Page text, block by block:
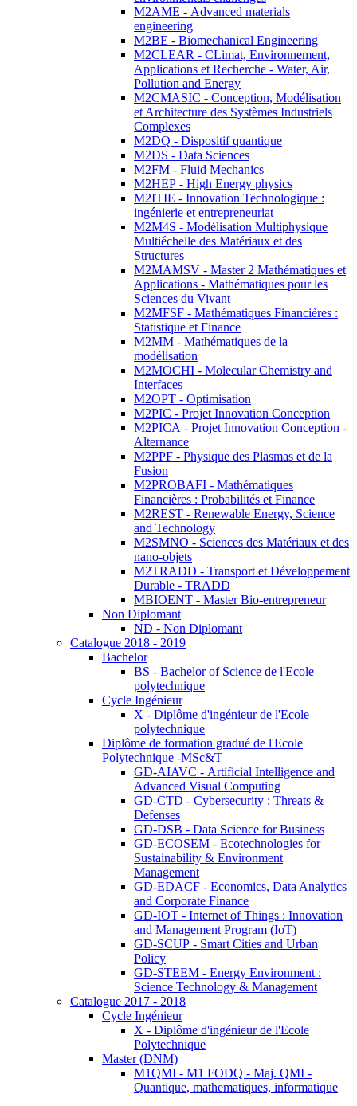
M2AME - Advanced materials
engineering
M2BE - Biomechanical Engineering
M2CLEAR - CLimat, Environnement,
Applications et Recherche - Water, Air,
Pollution and Energy
M2CMASIC - Conception, Modélisation
et Architecture des Systèmes Industriels
Complexes
M2DQ - Dispositif quantique
M2DS - Data Sciences
M2FM - Fluid Mechanics
M2HEP - High Energy physics
M2ITIE - Innovation Technologique :
ingénierie et entrepreneuriat
M2M4S - Modélisation Multiphysique
Multiéchelle des Matériaux et des
Structures
M2MAMSV - Master 2 Mathématiques et
Applications - Mathématiques pour les
Sciences du Vivant
M2MFSF - Mathématiques Financières :
Statistique et Finance
M2MM - Mathématiques de la
modélisation
M2MOCHI - Molecular Chemistry and
Interfaces
M2OPT - Optimisation
M2PIC - Projet Innovation Conception
M2PICA - Projet Innovation Conception -
Alternance
M2PPF - Physique des Plasmas et de la
Fusion
M2PROBAFI - Mathématiques
Financières : Probabilités et Finance
M2REST - Renewable Energy, Science
and Technology
M2SMNO - Sciences des Matériaux et des
nano-objets
M2TRADD - Transport et Développement
Durable - TRADD
MBIOENT - Master Bio-entrepreneur
Non Diplomant
ND - Non Diplomant
Catalogue 2018 - 2019
Bachelor
BS - Bachelor of Science de l'Ecole
polytechnique
Cycle Ingénieur
X - Diplôme d'ingénieur de l'Ecole
polytechnique
Diplôme de formation gradué de l'Ecole
Polytechnique -MSc&T
GD-AIAVC - Artificial Intelligence and
Advanced Visual Computing
GD-CTD - Cybersecurity : Threats &
Defenses
GD-DSB - Data Science for Business
GD-ECOSEM - Ecotechnologies for
Sustainability & Environment
Management
GD-EDACF - Economics, Data Analytics
and Corporate Finance
GD-IOT - Internet of Things : Innovation
and Management Program (IoT)
GD-SCUP - Smart Cities and Urban
Policy
GD-STEEM - Energy Environment :
Science Technology & Management
Catalogue 2017 - 2018
Cycle Ingénieur
X - Diplôme d'ingénieur de l'Ecole
Polytechnique
Master (DNM)
M1QMI - M1 FODQ - Maj. QMI -
Quantique, mathematiques, informatique